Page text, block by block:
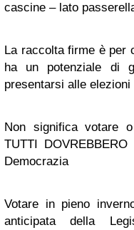
cascine – lato
La raccolta firme è per
ha un potenziale di
presentarsi alle elezioni
Non significa votare
TUTTI
Democrazia
Votare in pieno
anticipata della